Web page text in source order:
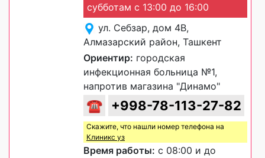
субботам с 13:00 до 16:00
ул. Себзар, дом 4В,
Алмазарский район, Ташкент
Ориентир: городская
инфекционная больница №1,
напротив магазина "Динамо"
☎ +998-78-113-27-82
Скажите, что нашли номер телефона на
Клиникс уз
Время работы: с 08:00 и до